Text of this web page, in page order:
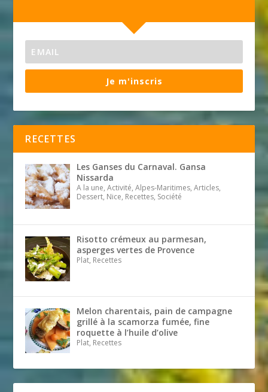
Je m'inscris
RECETTES
Les Ganses du Carnaval. Gansa
Nissarda
A la une, Activité, Alpes-Maritimes, Articles,
Dessert, Nice, Recettes, Société
Risotto crémeux au parmesan,
asperges vertes de Provence
Plat, Recettes
Melon charentais, pain de campagne
grillé à la scamorza fumée, fine
roquette à l’huile d’olive
Plat, Recettes